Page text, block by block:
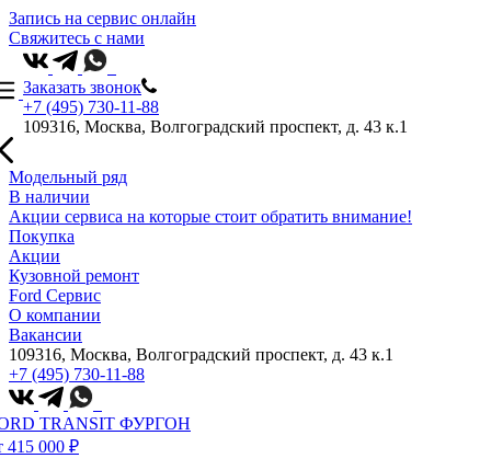
Запись на сервис онлайн
Свяжитесь с нами
Заказать звонок
+7 (495) 730-11-88
109316, Москва, Волгоградский проспект, д. 43 к.1
Модельный ряд
В наличии
Акции сервиса на которые стоит обратить внимание!
Покупка
Акции
Кузовной ремонт
Ford Сервис
О компании
Вакансии
109316, Москва, Волгоградский проспект, д. 43 к.1
+7 (495) 730-11-88
TRANSIT ФУРГОН
415 000 ₽